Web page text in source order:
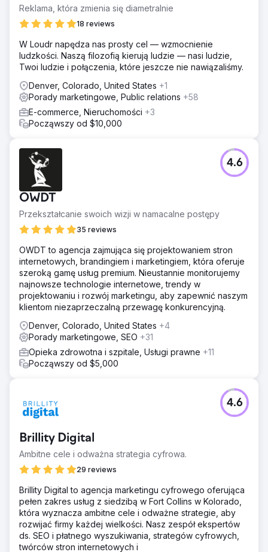
Reklama, która zmienia się diametralnie
18 reviews
W Loudr napędza nas prosty cel — wzmocnienie
ludzkości. Naszą filozofią kierują ludzie — nasi ludzie,
Twoi ludzie i połączenia, które jeszcze nie nawiązaliśmy.
Denver, Colorado, United States +1
Porady marketingowe, Public relations +58
E-commerce, Nieruchomości +3
Począwszy od $10,000
OWDT
Przekształcanie swoich wizji w namacalne postępy
35 reviews
4.6
OWDT to agencja zajmująca się projektowaniem stron
internetowych, brandingiem i marketingiem, która oferuje
szeroką gamę usług premium. Nieustannie monitorujemy
najnowsze technologie internetowe, trendy w
projektowaniu i rozwój marketingu, aby zapewnić naszym
klientom niezaprzeczalną przewagę konkurencyjną.
Denver, Colorado, United States +4
Porady marketingowe, SEO +31
Opieka zdrowotna i szpitale, Usługi prawne +11
Począwszy od $5,000
Brillity Digital
Ambitne cele i odważna strategia cyfrowa.
29 reviews
4.6
Brillity Digital to agencja marketingu cyfrowego oferująca
pełen zakres usług z siedzibą w Fort Collins w Kolorado,
która wyznacza ambitne cele i odważne strategie, aby
rozwijać firmy każdej wielkości. Nasz zespół ekspertów
ds. SEO i płatnego wyszukiwania, strategów cyfrowych,
twórców stron internetowych i